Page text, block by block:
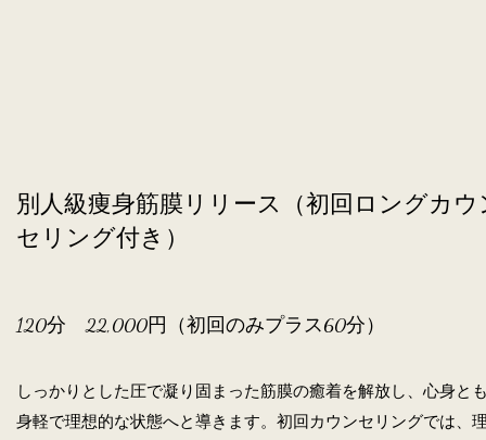
別人級痩身筋膜リリース（初回ロングカウ
セリング付き）
120分 22,000円（初回のみプラス60分）
しっかりとした圧で凝り固まった筋膜の癒着を解放し、心身と
身軽で理想的な状態へと導きます。初回カウンセリングでは、